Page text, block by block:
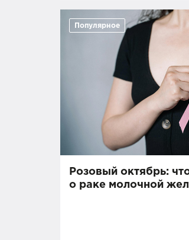
Популярное
Розовый октябрь:
о раке молочной